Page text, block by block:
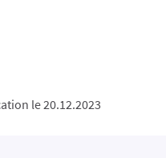
le 20.12.2023